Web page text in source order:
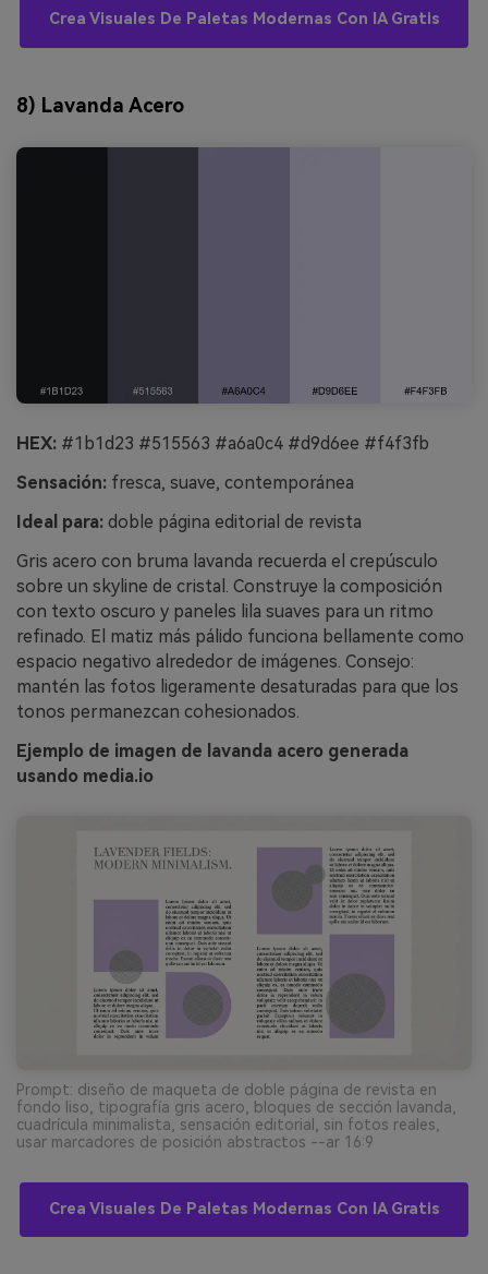
Crea Visuales De Paletas Modernas Con IA Gratis
8) Lavanda Acero
HEX: #1b1d23 #515563 #a6a0c4 #d9d6ee #f4f3fb
Sensación: fresca, suave, contemporánea
Ideal para: doble página editorial de revista
Gris acero con bruma lavanda recuerda el crepúsculo
sobre un skyline de cristal. Construye la composición
con texto oscuro y paneles lila suaves para un ritmo
refinado. El matiz más pálido funciona bellamente como
espacio negativo alrededor de imágenes. Consejo:
mantén las fotos ligeramente desaturadas para que los
tonos permanezcan cohesionados.
Ejemplo de imagen de lavanda acero generada
usando media.io
Prompt: diseño de maqueta de doble página de revista en
fondo liso, tipografía gris acero, bloques de sección lavanda,
cuadrícula minimalista, sensación editorial, sin fotos reales,
usar marcadores de posición abstractos --ar 16:9
Crea Visuales De Paletas Modernas Con IA Gratis